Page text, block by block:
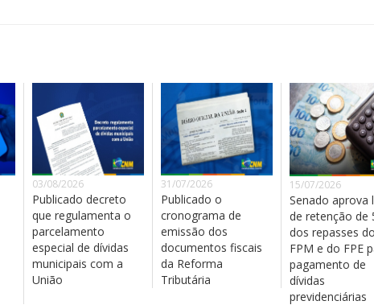
03/08/2026
Publicado decreto
que regulamenta o
parcelamento
especial de dívidas
municipais com a
União
31/07/2026
Publicado o
cronograma de
emissão dos
documentos fiscais
da Reforma
Tributária
15/07/2026
Senado aprova
de retenção de
dos repasses do
FPM e do FPE
pagamento de
dívidas
previdenciárias